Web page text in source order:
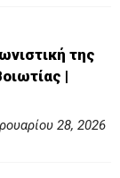
της
|
28, 2026